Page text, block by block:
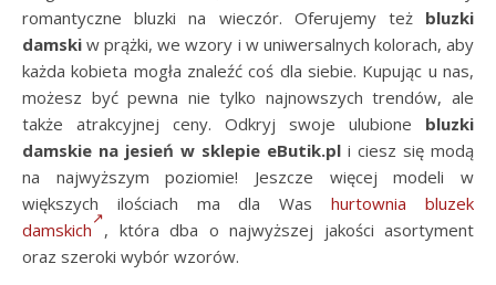
romantyczne bluzki na wieczór. Oferujemy też bluzki
damskiw prążki, we wzory i w uniwersalnych kolorach, aby
każda kobieta mogła znaleźć coś dla siebie. Kupując u nas,
możesz być pewna nie tylko najnowszych trendów, ale
także atrakcyjnej ceny. Odkryj swoje ulubione bluzki
damskie na jesień w sklepie eButik.pl i ciesz się modą
na najwyższym poziomie! Jeszcze więcej modeli w
większych ilościach ma dla Washurtownia bluzek
damskich
, która dba o najwyższej jakości asortyment
oraz szeroki wybór wzorów.